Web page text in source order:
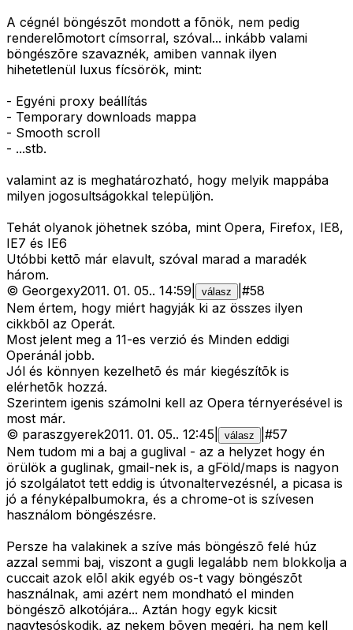
A cégnél böngészõt mondott a fõnök, nem pedig
renderelõmotort címsorral, szóval... inkább valami
böngészõre szavaznék, amiben vannak ilyen
hihetetlenül luxus fícsörök, mint:
- Egyéni proxy beállítás
- Temporary downloads mappa
- Smooth scroll
- ...stb.
valamint az is meghatározható, hogy melyik mappába
milyen jogosultságokkal települjön.
Tehát olyanok jöhetnek szóba, mint Opera, Firefox, IE8,
IE7 és IE6
Utóbbi kettõ már elavult, szóval marad a maradék
három.
© Georgexy2011. 01. 05.. 14:59 válasz #58
Nem értem, hogy miért hagyják ki az összes ilyen
cikkbõl az Operát.
Most jelent meg a 11-es verzió és Minden eddigi
Operánál jobb.
Jól és könnyen kezelhetõ és már kiegészítõk is
elérhetõk hozzá.
Szerintem igenis számolni kell az Opera térnyerésével is
most már.
© paraszgyerek2011. 01. 05.. 12:45 válasz #57
Nem tudom mi a baj a guglival - az a helyzet hogy én
örülök a guglinak, gmail-nek is, a gFöld/maps is nagyon
jó szolgálatot tett eddig is útvonaltervezésnél, a picasa is
jó a fényképalbumokra, és a chrome-ot is szívesen
használom böngészésre.
Persze ha valakinek a szíve más böngészõ felé húz
azzal semmi baj, viszont a gugli legalább nem blokkolja a
cuccait azok elõl akik egyéb os-t vagy böngészõt
használnak, ami azért nem mondható el minden
böngészõ alkotójára... Aztán hogy egyk kicsit
nagytesóskodik, az nekem bõven megéri, ha nem kell